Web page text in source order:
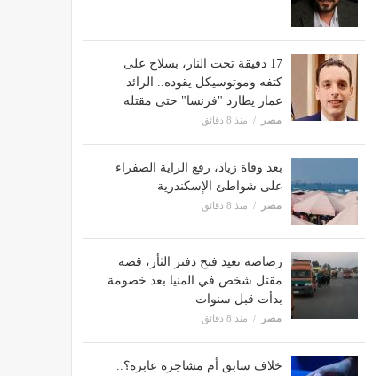
17 دقيقة تحت النار، بسلاح على
كتفه وموتوسيكل يقوده.. الرائد
عمار يطارد "فرنسا" حتى مقتله
مصر منذ 8 دقائق
بعد وفاة زياد، رفع الراية الصفراء
على شواطئ الإسكندرية
مصر منذ 8 دقائق
رصاصة تعيد فتح دفتر الثأر، قصة
مقتل شخص في المنيا بعد خصومة
بدأت قبل سنوات
مصر منذ 8 دقائق
خلاف سابق أم مشاجرة عابرة؟..